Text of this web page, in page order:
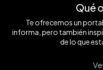
Qué
Te ofrecemos un
informa, pero también
de lo que